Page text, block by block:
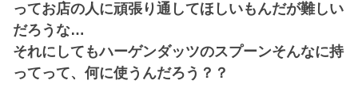
ってお店の人に頑張り通してほしいもんだが難しい
だろうな…
それにしてもハーゲンダッツのスプーンそんなに持
ってって、何に使うんだろう？？